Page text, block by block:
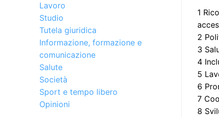
1
2
3
4
5
6
7
8
Lavoro
Studio
Tutela giuridica
Informazione, formazione e
comunicazione
Salute
Società
Sport e tempo libero
Opinioni